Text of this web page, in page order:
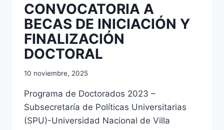
CONVOCATORIA A
BECAS DE INICIACIÓN Y
FINALIZACIÓN
DOCTORAL
10 noviembre, 2025
Programa de Doctorados 2023 –
Subsecretaría de Políticas Universitarias
(SPU)-Universidad Nacional de Villa